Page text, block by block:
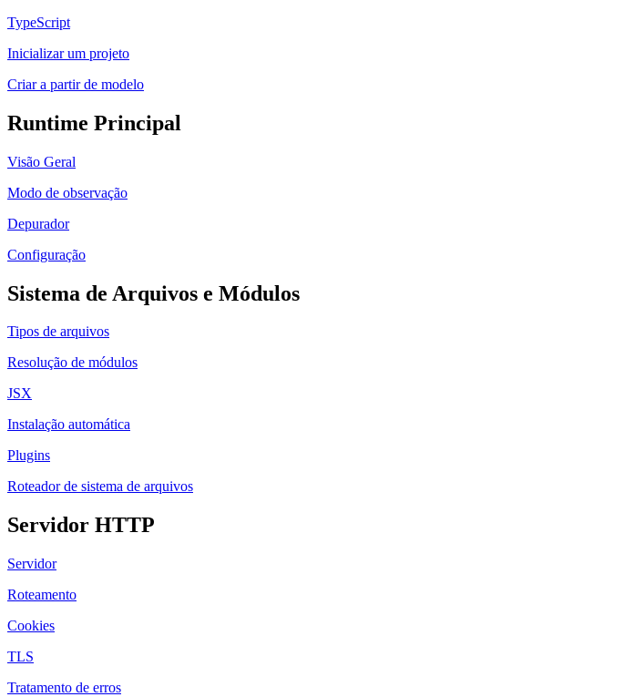
TypeScript
Inicializar um projeto
Criar a partir de modelo
Runtime Principal
Visão Geral
Modo de observação
Depurador
Configuração
Sistema de Arquivos e Módulos
Tipos de arquivos
Resolução de módulos
JSX
Instalação automática
Plugins
Roteador de sistema de arquivos
Servidor HTTP
Servidor
Roteamento
Cookies
TLS
Tratamento de erros